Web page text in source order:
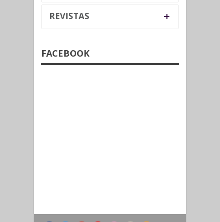
REVISTAS +
FACEBOOK